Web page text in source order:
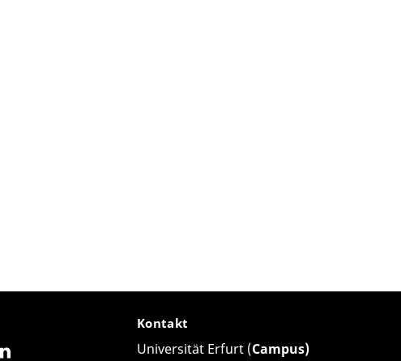
Kontakt
Universität Erfurt (Campus)